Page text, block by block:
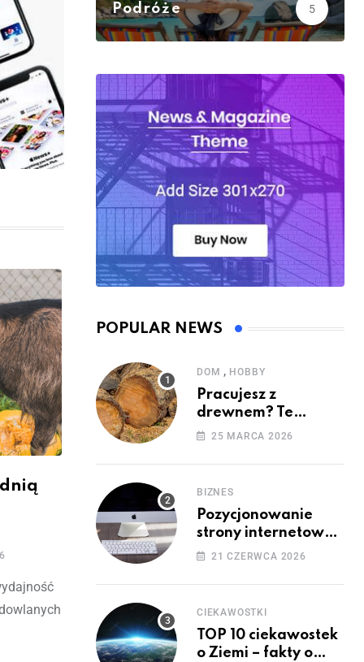
Podróże 5
POPULAR NEWS
DOM , HOBBY
Pracujesz z
drewnem? Te
maszyny mogą Ci się
25 MARCA 2026
BIZNES
Pozycjonowanie
strony internetowej
przez agencję SEO
21 CZERWCA 2026
CIEKAWOSTKI
TOP 10 ciekawostek
o Ziemi – fakty o